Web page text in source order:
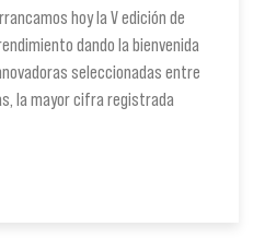
hoy la V edición de
dando la bienvenida
seleccionadas entre
la mayor cifra registrada